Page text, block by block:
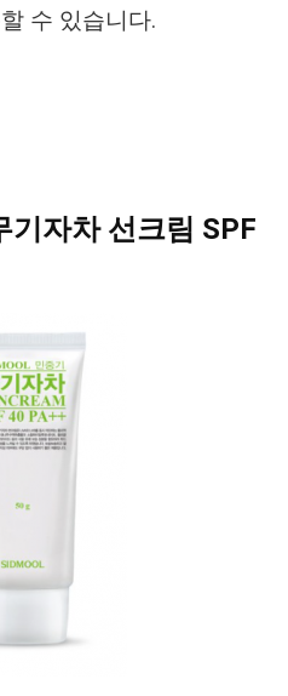
수 있습니다.
기자차 선크림 SPF